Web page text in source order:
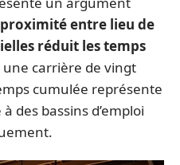
entre lieu de
réduit les temps
une carrière de vingt
cumulée représente
des bassins d’emploi